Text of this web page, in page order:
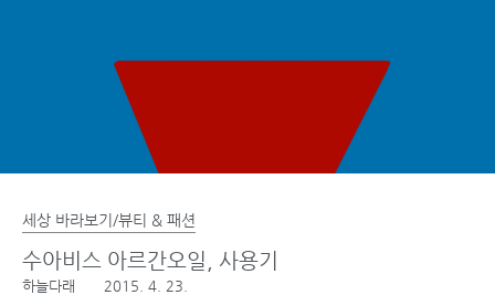
세상 바라보기/뷰티 & 패션
수아비스 아르간오일, 사용기
하늘다래 2015. 4. 23.